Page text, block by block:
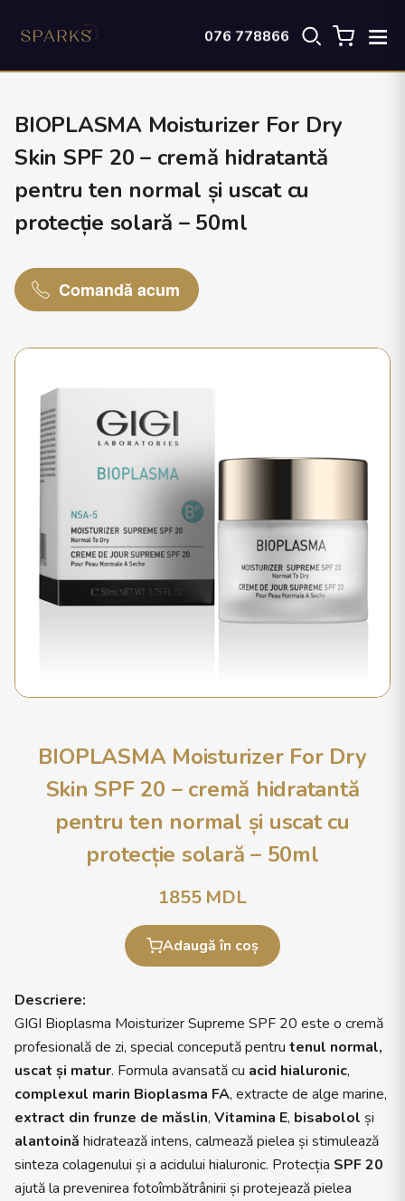
076 778866
BIOPLASMA Moisturizer For Dry
Skin SPF 20 – cremă hidratantă
pentru ten normal și uscat cu
protecție solară – 50ml
Comandă acum
BIOPLASMA Moisturizer For Dry
Skin SPF 20 – cremă hidratantă
pentru ten normal și uscat cu
protecție solară – 50ml
1855MDL
Adaugă în coș
Descriere:
GIGI Bioplasma Moisturizer Supreme SPF 20 este o cremă
profesională de zi, special concepută pentru tenul normal,
uscat și matur. Formula avansată cu acid hialuronic,
complexul marin Bioplasma FA, extracte de alge marine,
extract din frunze de măslin, Vitamina E, bisabolol și
alantoină hidratează intens, calmează pielea și stimulează
sinteza colagenului și a acidului hialuronic. Protecția SPF 20
ajută la prevenirea fotoîmbătrânirii și protejează pielea